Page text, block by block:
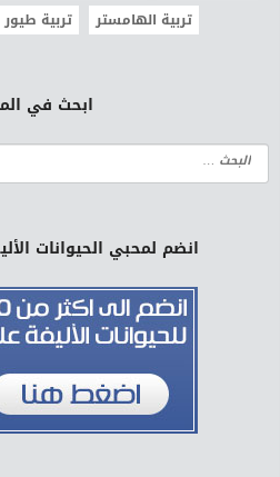
تربية الهامستر
تربية طيور
ابحث في
انضم لمحبي الحيوانات